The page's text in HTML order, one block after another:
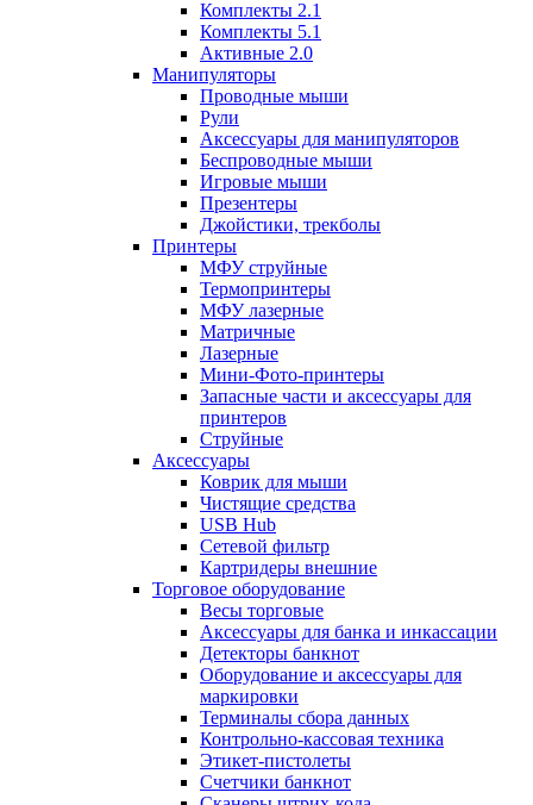
Комплекты 2.1
Комплекты 5.1
Активные 2.0
Манипуляторы
Проводные мыши
Рули
Аксессуары для манипуляторов
Беспроводные мыши
Игровые мыши
Презентеры
Джойстики, трекболы
Принтеры
МФУ струйные
Термопринтеры
МФУ лазерные
Матричные
Лазерные
Мини-Фото-принтеры
Запасные части и аксессуары для
принтеров
Струйные
Аксессуары
Коврик для мыши
Чистящие средства
USB Hub
Сетевой фильтр
Картридеры внешние
Торговое оборудование
Весы торговые
Аксессуары для банка и инкассации
Детекторы банкнот
Оборудование и аксессуары для
маркировки
Терминалы сбора данных
Контрольно-кассовая техника
Этикет-пистолеты
Счетчики банкнот